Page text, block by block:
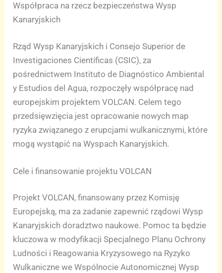
Współpraca na rzecz bezpieczeństwa Wysp
Kanaryjskich
Rząd Wysp Kanaryjskich i Consejo Superior de
Investigaciones Científicas (CSIC), za
pośrednictwem Instituto de Diagnóstico Ambiental
y Estudios del Agua, rozpoczęły współpracę nad
europejskim projektem VOLCAN. Celem tego
przedsięwzięcia jest opracowanie nowych map
ryzyka związanego z erupcjami wulkanicznymi, które
mogą wystąpić na Wyspach Kanaryjskich.
Cele i finansowanie projektu VOLCAN
Projekt VOLCAN, finansowany przez Komisję
Europejską, ma za zadanie zapewnić rządowi Wysp
Kanaryjskich doradztwo naukowe. Pomoc ta będzie
kluczowa w modyfikacji Specjalnego Planu Ochrony
Ludności i Reagowania Kryzysowego na Ryzyko
Wulkaniczne we Wspólnocie Autonomicznej Wysp